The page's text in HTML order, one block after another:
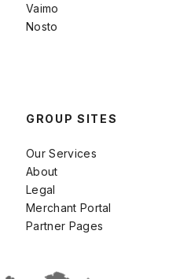
Vaimo
Nosto
GROUP SITES
Our Services
About
Legal
Merchant Portal
Partner Pages